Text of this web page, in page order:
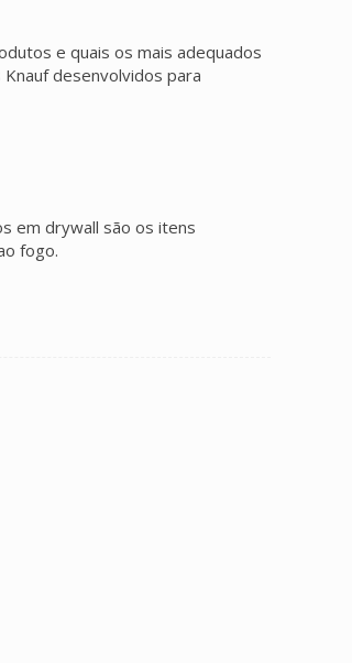
e quais os mais adequados
desenvolvidos para
em drywall são os itens
fogo.